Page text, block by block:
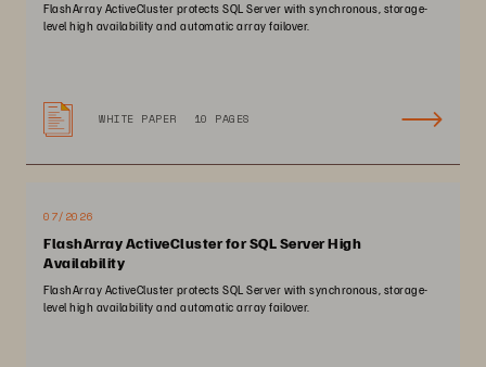
FlashArray ActiveCluster protects SQL Server with synchronous, storage-
level high availability and automatic array failover.
WHITE PAPER 10 PAGES
07/2026
FlashArray ActiveCluster for SQL Server High
Availability
FlashArray ActiveCluster protects SQL Server with synchronous, storage-
level high availability and automatic array failover.